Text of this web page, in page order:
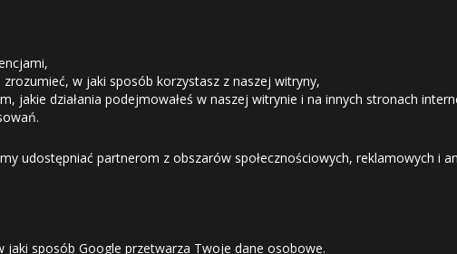
w jaki sposób korzystasz z naszej witryny,
jakie działania podejmowałeś w naszej witrynie i na innych stronach
udostępniać partnerom z obszarów społecznościowych, reklamowych i
jaki sposób Google przetwarza Twoje dane osobowe.
od umowy